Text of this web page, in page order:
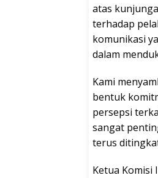
atas
terhadap
komunikasi
dalam
Kami
bentuk
persepsi
sangat
terus
Ketua Komisi